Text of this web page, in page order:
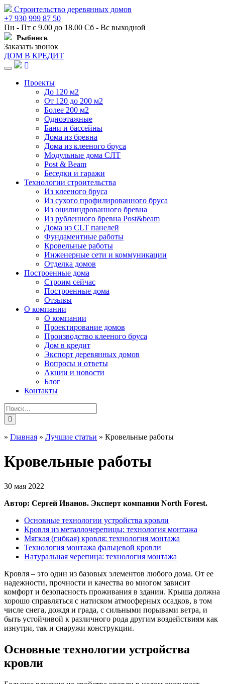
Строительство деревянных домов
+7 930 999 87 50
Пн - Пт с 9.00 до 18.00 Сб - Вс выходной
Рыбинск
Заказать звонок
ДОМ В КРЕДИТ
Навигация
Проекты
До 120 м2
От 120 до 200 м2
Более 200 м2
Одноэтажные
Бани и бассейны
Дома из бревна
Дома из клееного бруса
Модульные дома СЛТ
Post & Beam
Беседки и гаражи
Технологии строительства
Из клееного бруса
Из сухого профилированного бруса
Из оцилиндрованного бревна
Из рубленного бревна Post&beam
Дома из CLT панелей
Фундаментные работы
Кровельные работы
Инженерные сети и коммуникации
Отделка домов
Построенные дома
Строим сейчас
Построенные дома
Отзывы
О компании
О компании
Проектирование домов
Производство клееного бруса
Дом в кредит
Экспорт деревянных домов
Вопросы и ответы
Акции и новости
Блог
Контакты
» Главная » Лучшие статьи » Кровельные работы
Кровельные работы
30 мая 2022
Автор: Сергей Иванов. Эксперт компании North Forest.
Основные технологии устройства кровли
Кровля из металлочерепицы: технология монтажа
Мягкая (гибкая) кровля: технология монтажа
Технология монтажа фальцевой кровли
Натуральная черепица: технология монтажа
Кровля – это один из базовых элементов любого дома. От ее
надежности, прочности и качества во многом зависит
комфорт и безопасность проживания в здании. Крыша должна
хорошо справляться с натиском атмосферных осадков, в том
числе снега, дождя и града, с сильными порывами ветра, и
быть устойчивой к различного рода другим воздействиям как
изнутри, так и снаружи конструкции.
Основные технологии устройства
кровли